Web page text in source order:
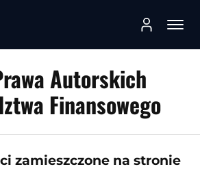
Autorskich
Finansowego
zamieszczone na stronie